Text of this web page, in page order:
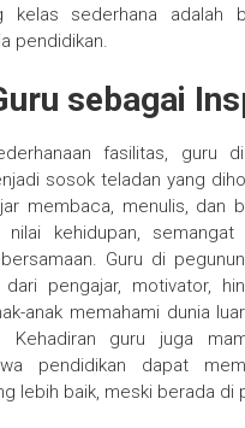
kelas sederhana adalah
pendidikan.
sebagai
fasilitas, guru
sosok teladan yang
membaca, menulis, dan
nilai kehidupan,
Guru di
dari pengajar, motivator,
anak memahami dunia
Kehadiran guru juga
pendidikan dapat
lebih baik, meski berada di